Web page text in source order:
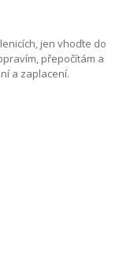
jen vhoďte do
přepočítám a
a zaplacení.